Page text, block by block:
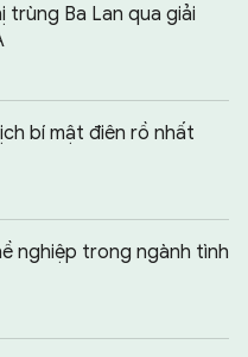
trùng Ba Lan qua giải
bí mật điên rồ nhất
nghiệp trong ngành tình